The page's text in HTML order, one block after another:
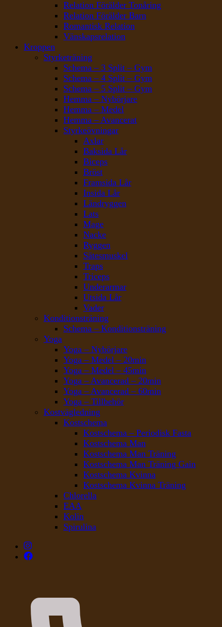
Relation Förälder Tonåring
Relation Förälder Barn
Romantisk Relation
Vänskapsrelation
Kroppen
Styrketräning
Schema – 3 Split – Gym
Schema – 4 Split – Gym
Schema – 5 Split – Gym
Hemma – Nybörjare
Hemma – Medel
Hemma – Avancerat
Styrkeövningar
Axlar
Baksida Lår
Biceps
Bröst
Framsida Lår
Insida Lår
Ländryggen
Lats
Mage
Nacke
Ryggen
Sätesmuskel
Traps
Triceps
Underarmar
Utsida Lår
Vader
Konditionsträning
Schema – Konditionsträning
Yoga
Yoga – Nybörjare
Yoga – Medel – 20min
Yoga – Medel – 45min
Yoga – Avancerad – 20min
Yoga – Avancerad – 60min
Yoga – Tillbehör
Kostvägledning
Kostschema
Kostschema – Periodisk Fasta
Kostschema Man
Kostschema Man Träning
Kostschema Man Träning Gain
Kostschema Kvinna
Kostschema Kvinna Träning
Chlorella
EAA
Kolin
Spirulina